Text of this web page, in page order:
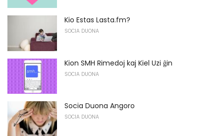
Kio Estas Lasta.fm?
SOCIA DUONA
Kion SMH Rimedoj kaj Kiel Uzi ĝin
SOCIA DUONA
Socia Duona Angoro
SOCIA DUONA